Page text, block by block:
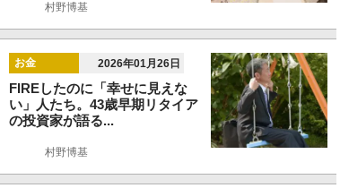
村野博基
お金 2026年01月26日
FIREしたのに「幸せに見えな
い」人たち。43歳早期リタイア
の投資家が語る...
村野博基